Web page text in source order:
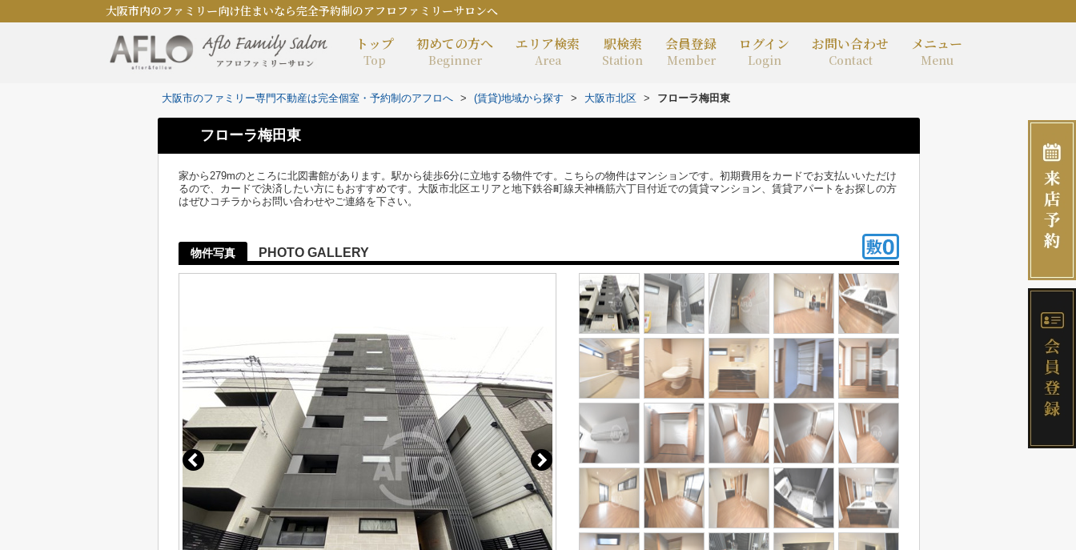
大阪市内のファミリー向け住まいなら完全予約制のアフロファミリーサロンへ
トップ
Top
初めての方へ
Beginner
エリア検索
Area
駅検索
Station
会員登録
Member
ログイン
Login
お問い合わせ
Contact
メニュー
Menu
大阪市のファミリー専門不動産は完全個室・予約制のアフロへ > (賃貸)地域から探す > 大阪市北区 > フローラ梅田東
フローラ梅田東
家から279mのところに北図書館があります。駅から徒歩6分に立地する物件です。こちらの物件はマンションです。初期費用をカードでお支払いいただけ
るので、カードで決済したい方にもおすすめです。大阪市北区エリアと地下鉄谷町線天神橋筋六丁目付近での賃貸マンション、賃貸アパートをお探しの方
はぜひコチラからお問い合わせやご連絡を下さい。
物件写真 PHOTO GALLERY